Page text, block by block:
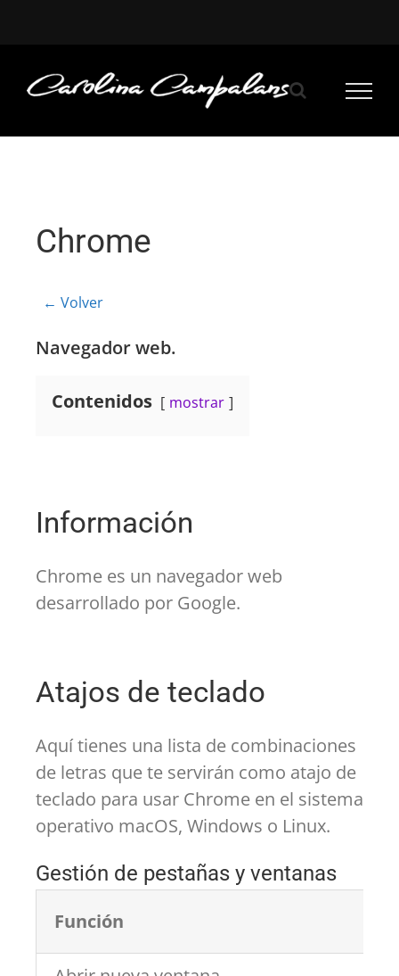
Chrome
← Volver
Navegador web.
Contenidos mostrar
Información
Chrome es un navegador web
desarrollado por Google.
Atajos de teclado
Aquí tienes una lista de combinaciones
de letras que te servirán como atajo de
teclado para usar Chrome en el sistema
operativo macOS, Windows o Linux.
Gestión de pestañas y ventanas
Función